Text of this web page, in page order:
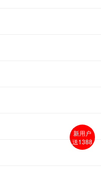
新用户
送1388